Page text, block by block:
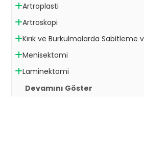
Artroplasti
Artroskopi
Kırık ve Burkulmalarda Sabitleme
Menisektomi
Laminektomi
Devamını Göster